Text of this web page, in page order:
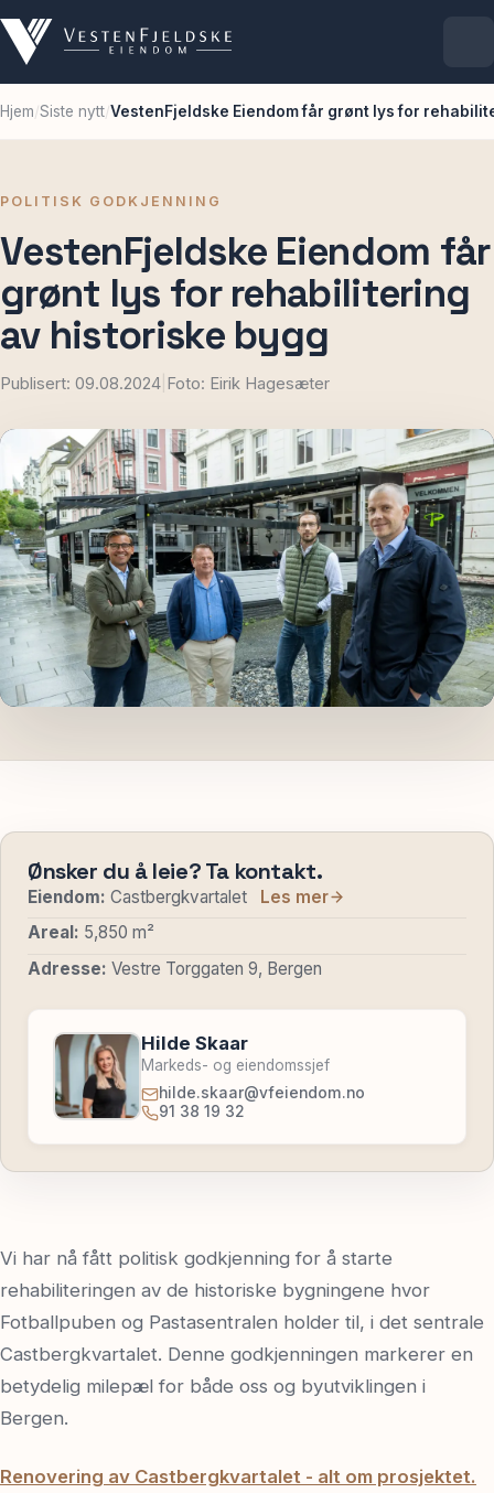
Eiendommer
Ledige lokaler
For leietakere
Aktuelt
Kontakt
Spør oss
Hjem/Siste nytt/VestenFjeldske Eiendom får grønt lys for
POLITISK GODKJENNING
VestenFjeldske Eiendom får
grønt lys for rehabilitering
av historiske bygg
Publisert: 09.08.2024 Foto: Eirik Hagesæter
Ønsker du å leie? Ta kontakt.
Eiendom: Castbergkvartalet
Les mer
Areal: 5,850 m²
Adresse: Vestre Torggaten 9, Bergen
Hilde Skaar
Markeds- og eiendomssjef
hilde.skaar@vfeiendom.no
91 38 19 32
Vi har nå fått politisk godkjenning for å starte
rehabiliteringen av de historiske bygningene hvor
Fotballpuben og Pastasentralen holder til, i det sentrale
Castbergkvartalet. Denne godkjenningen markerer en
betydelig milepæl for både oss og byutviklingen i
Bergen.
Renovering av Castbergkvartalet - alt om prosjektet.